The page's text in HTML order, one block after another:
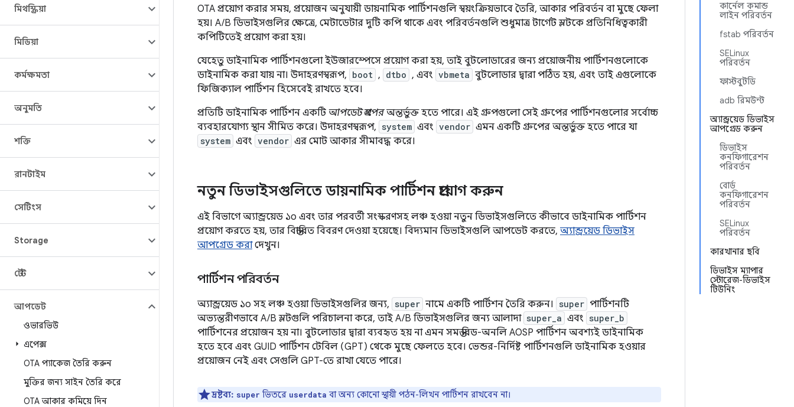
মিথস্ক্রিয়া
মিডিয়া
কর্মক্ষমতা
অনুমতি
শক্তি
রানটাইম
সেটিংস
Storage
টেস্ট
আপডেট
ওভারভিউ
এপেক্স
OTA প্যাকেজ তৈরি করুন
মুক্তির জন্য সাইন তৈরি করে
OTA আকার কমিয়ে দিন
কার্নেল কমান্ড
লাইন পরিবর্তন
fstab পরিবর্তন
SELinux
পরিবর্তন
ফাস্টবুটডি
adb রিমউন্ট
অ্যান্ড্রয়েড ডিভাইস
আপগ্রেড করুন
ডিভাইস
কনফিগারেশন
পরিবর্তন
বোর্ড
কনফিগারেশন
পরিবর্তন
SELinux
পরিবর্তন
কারখানার ছবি
ডিভাইস ম্যাপার
স্টোরেজ-ডিভাইস
টিউনিং
OTA প্রয়োগ করার সময়, প্রয়োজন অনুযায়ী ডায়নামিক পার্টিশনগুলি স্বয়ংক্রিয়ভাবে তৈরি, আকার পরিবর্তন বা মুছে ফেলা
হয়। A/B ডিভাইসগুলির ক্ষেত্রে, মেটাডেটার দুটি কপি থাকে এবং পরিবর্তনগুলি শুধুমাত্র টার্গেট স্লটকে প্রতিনিধিত্বকারী
কপিটিতেই প্রয়োগ করা হয়।
যেহেতু ডাইনামিক পার্টিশনগুলো ইউজারস্পেসে প্রয়োগ করা হয়, তাই বুটলোডারের জন্য প্রয়োজনীয় পার্টিশনগুলোকে
ডাইনামিক করা যায় না। উদাহরণস্বরূপ, boot , dtbo , এবং vbmeta বুটলোডার দ্বারা পঠিত হয়, এবং তাই এগুলোকে
ফিজিক্যাল পার্টিশন হিসেবেই রাখতে হবে।
প্রতিটি ডাইনামিক পার্টিশন একটি আপডেট গ্রুপেরঅন্তর্ভুক্ত হতে পারে। এই গ্রুপগুলো সেই গ্রুপের পার্টিশনগুলোর সর্বোচ্চ
ব্যবহারযোগ্য স্থান সীমিত করে। উদাহরণস্বরূপ, system এবং vendor এমন একটি গ্রুপের অন্তর্ভুক্ত হতে পারে যা
system এবং vendor এর মোট আকার সীমাবদ্ধ করে।
নতুন ডিভাইসগুলিতে ডায়নামিক পার্টিশন প্রয়োগ করুন
এই বিভাগে অ্যান্ড্রয়েড ১০ এবং তার পরবর্তী সংস্করণসহ লঞ্চ হওয়া নতুন ডিভাইসগুলিতে কীভাবে ডাইনামিক পার্টিশন
প্রয়োগ করতে হয়, তার বিস্তারিত বিবরণ দেওয়া হয়েছে। বিদ্যমান ডিভাইসগুলি আপডেট করতে, অ্যান্ড্রয়েড ডিভাইস
আপগ্রেড করাদেখুন।
পার্টিশন পরিবর্তন
অ্যান্ড্রয়েড ১০ সহ লঞ্চ হওয়া ডিভাইসগুলির জন্য, super নামে একটি পার্টিশন তৈরি করুন। super পার্টিশনটি
অভ্যন্তরীণভাবে A/B স্লটগুলি পরিচালনা করে, তাই A/B ডিভাইসগুলির জন্য আলাদা super_a এবং super_b
পার্টিশনের প্রয়োজন হয় না। বুটলোডার দ্বারা ব্যবহৃত হয় না এমন সমস্ত রিড-অনলি AOSP পার্টিশন অবশ্যই ডাইনামিক
হতে হবে এবং GUID পার্টিশন টেবিল (GPT) থেকে মুছে ফেলতে হবে। ভেন্ডর-নির্দিষ্ট পার্টিশনগুলি ডাইনামিক হওয়ার
প্রয়োজন নেই এবং সেগুলি GPT-তে রাখা যেতে পারে।
দ্রষ্টব্য: super ভিতরে userdata বা অন্য কোনো স্থায়ী পঠন-লিখন পার্টিশন রাখবেন না।